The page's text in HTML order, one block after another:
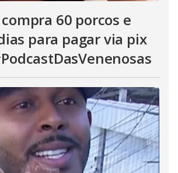
60 porcos e
para pagar via pix